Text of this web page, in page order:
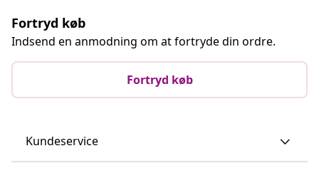
Fortryd køb
Indsend en anmodning om at fortryde din ordre.
Fortryd køb
Kundeservice